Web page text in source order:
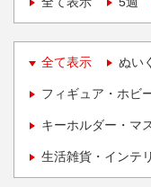
全て表示 ぬい
フィギュア・ホビ
キーホルダー・マ
生活雑貨・インテ